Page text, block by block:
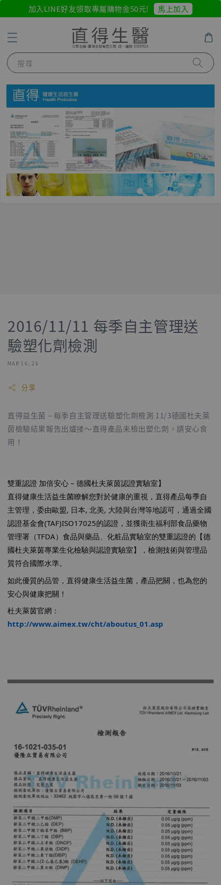
加入LINE好友領取專屬購物金50元! 馬上加入
搜尋
2016/11/11 每季自主管理送
驗塑化劑檢測
MAR 16, 26
分享
直得益生菌 – 每季自主管理送驗塑化劑檢測 11/3德國杜夫萊
茵檢驗結果報告出爐搂～直得產品未檢出塑化劑，請安心食
用！
雙重認證 加倍安心 – 德國杜夫萊茵認證實驗室】
直得健康生活益生菌瞭解您對於健康的重視，直得產品每季自
主管理，委由歐盟, 日本, 北美, 大陸與台灣等地認可，通過全國
認證基金會(TAF)ISO17025的認證，並獲衛生福利部食品藥物
管理署（TFDA）食品與藥品、化粧品實驗室的雙重認證的【德
國杜夫萊茵專業生化檢驗與認證實驗室】，檢測技術與管理品
質符合國際水準。
如此優質的品管，直得健康生活益生菌，產品把關，也為您的
安心與健康把關！
杜夫萊茵官網：
http://www.aimex.tw/cht/aboutus_01.asp